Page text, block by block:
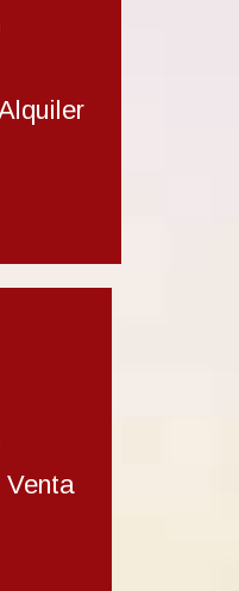
Venta